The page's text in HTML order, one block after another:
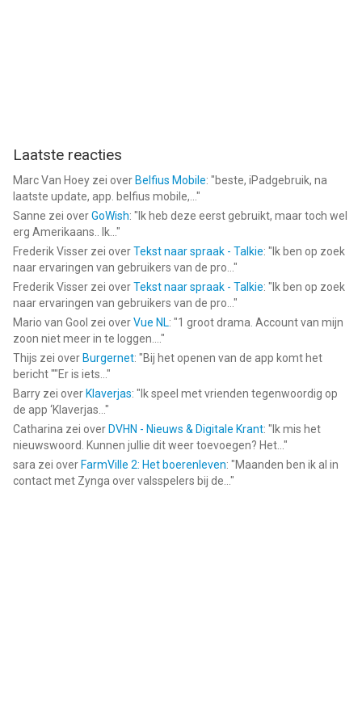
vergeleken op 9 Aug om 15:08.
Laatste reacties
Marc Van Hoey zei over Belfius Mobile: "beste, iPadgebruik, na
laatste update, app. belfius mobile,... "
Sanne zei overGoWish: " Ik heb deze eerst gebruikt, maar toch wel
erg Amerikaans.. Ik... "
Frederik Visser zei overTekst naar spraak - Talkie: " Ik ben op zoek
naar ervaringen van gebruikers van de pro... "
Frederik Visser zei overTekst naar spraak - Talkie: " Ik ben op zoek
naar ervaringen van gebruikers van de pro... "
Mario van Gool zei overVue NL: "1 groot drama. Account van mijn
zoon niet meer in te loggen.... "
Thijs zei over Burgernet: "Bij het openen van de app komt het
bericht ""Er is iets... "
Barry zei over Klaverjas: " Ik speel met vrienden tegenwoordig op
de app ‘Klaverjas... "
Catharina zei over DVHN - Nieuws & Digitale Krant: " Ik mis het
nieuwswoord. Kunnen jullie dit weer toevoegen? Het... "
sara zei over FarmVille 2: Het boerenleven: "Maanden ben ik al in
contact met Zynga over valsspelers bij de... "